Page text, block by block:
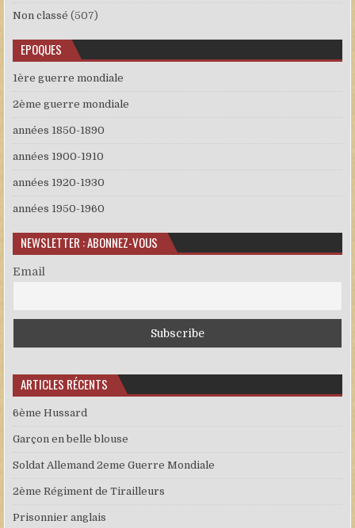
Non classé (507)
EPOQUES
1ère guerre mondiale
2ème guerre mondiale
années 1850-1890
années 1900-1910
années 1920-1930
années 1950-1960
NEWSLETTER : ABONNEZ-VOUS
Email
ARTICLES RÉCENTS
6ème Hussard
Garçon en belle blouse
Soldat Allemand 2eme Guerre Mondiale
2ème Régiment de Tirailleurs
Prisonnier anglais